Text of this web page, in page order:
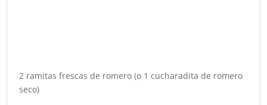
2 ramitas frescas de romero (o 1 cucharadita de romero
seco)